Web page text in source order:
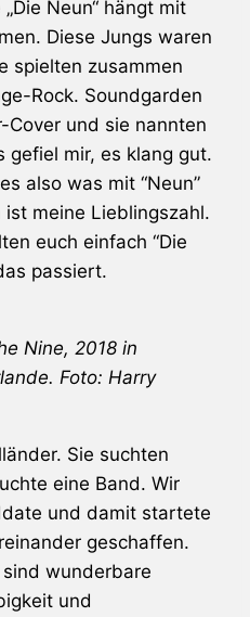
Neun“ hängt mit
Diese Jungs waren
spielten zusammen
Rock. Soundgarden
Cover und sie nannten
gefiel mir, es klang gut.
also was mit “Neun”
meine Lieblingszahl.
euch einfach “Die
passiert.
Nine, 2018 in
Foto: Harry
Sie suchten
eine Band. Wir
und damit startete
geschaffen.
wunderbare
und